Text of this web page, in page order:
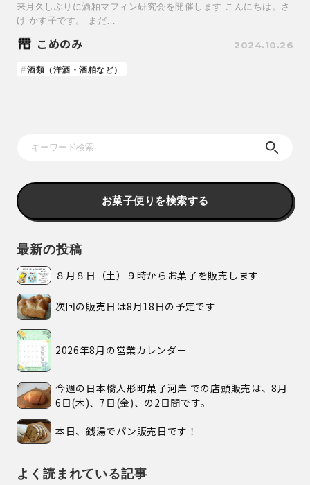
来月久しぶりに酒粕マフィン研究会を開催します こんにちは。さ
け かす子です。 まだ…
こめのみ 2024.10.26
酒類（洋酒・酒粕など）
お菓子便りを検索する
最新の投稿
８月８日（土）９時からお菓子を販売します
次回の販売日は8月18日の予定です
2026年8月の営業カレンダー
今週の日本橋人形町菓子河岸 での店頭販売は、8月
6日(木)、7日(金)、の2日間です。
本日、銭湯でパン販売日です！
よく読まれている記事